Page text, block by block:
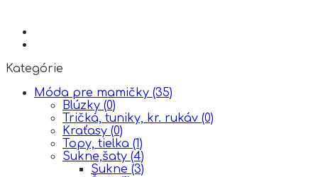
Kategórie
Móda pre mamičky (35)
Blúzky (0)
Tričká, tuniky, kr. rukáv (0)
Kraťasy (0)
Topy, tielka (1)
Sukne,šaty (4)
Sukne (3)